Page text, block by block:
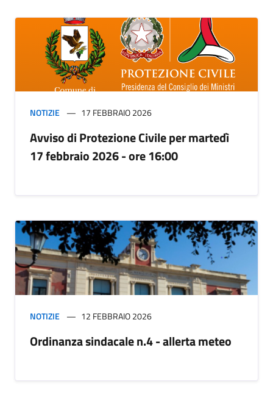
NOTIZIE 17 FEBBRAIO 2026
Avviso di Protezione Civile per martedì
17 febbraio 2026 - ore 16:00
NOTIZIE 12 FEBBRAIO 2026
Ordinanza sindacale n.4 - allerta meteo